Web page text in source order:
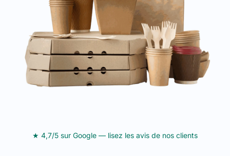
★ 4,7/5 sur Google — lisez les avis de nos clients